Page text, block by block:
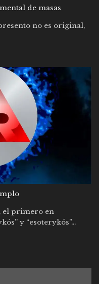
de masas
no es original,
el primero en
y “esoterykós”...